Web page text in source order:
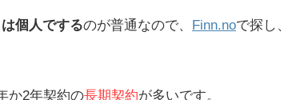
個人でするのが普通なので、 Finn.noで探し、
か2年契約の長期契約が多いです。